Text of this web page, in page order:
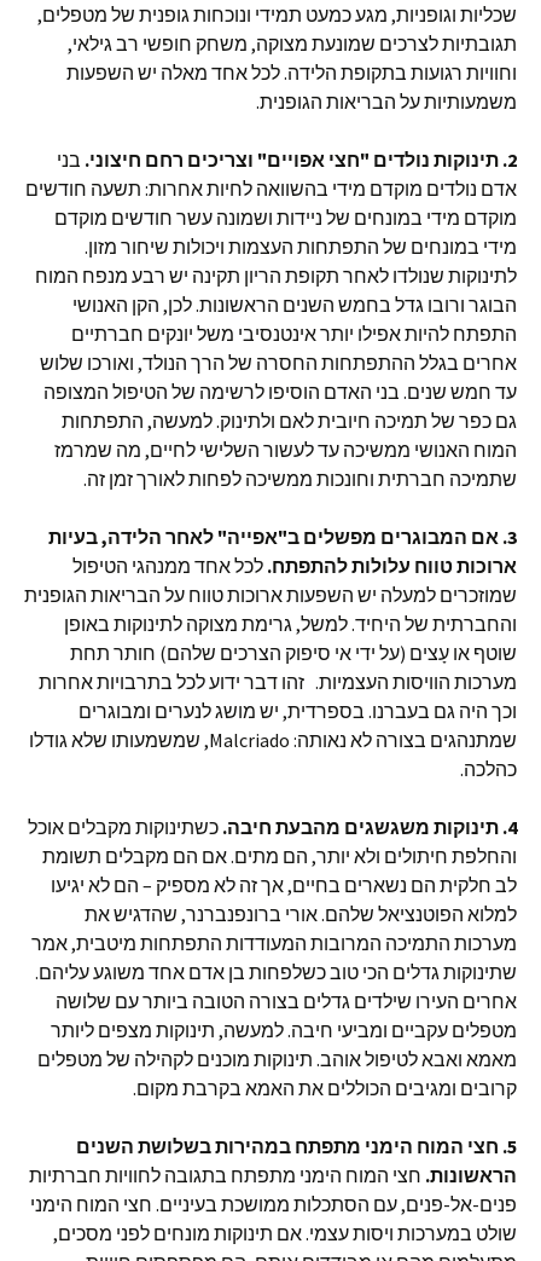
שכליות וגופניות, מגע כמעט תמידי ונוכחות גופנית של מטפלים,
תגובתיות לצרכים שמונעת מצוקה, משחק חופשי רב גילאי,
וחוויות רגועות בתקופת הלידה. לכל אחד מאלה יש השפעות
משמעותיות על הבריאות הגופנית.
2. תינוקות נולדים "חצי אפויים" וצריכים רחם חיצוני.
בני
אדם נולדים מוקדם מידי בהשוואה לחיות אחרות: תשעה חודשים
מוקדם מידי במונחים של ניידות ושמונה עשר חודשים מוקדם
מידי במונחים של התפתחות העצמות ויכולות שיחור מזון.
לתינוקות שנולדו לאחר תקופת הריון תקינה יש רבע מנפח המוח
הבוגר ורובו גדל בחמש השנים הראשונות. לכן, הקן האנושי
התפתח להיות אפילו יותר אינטנסיבי משל יונקים חברתיים
אחרים בגלל ההתפתחות החסרה של הרך הנולד, ואורכו שלוש
עד חמש שנים. בני האדם הוסיפו לרשימה של הטיפול המצופה
גם כפר של תמיכה חיובית לאם ולתינוק. למעשה, התפתחות
המוח האנושי ממשיכה עד לעשור השלישי לחיים, מה שמרמז
שתמיכה חברתית וחונכות ממשיכה לפחות לאורך זמן זה.
3. אם המבוגרים מפשלים ב"אפייה" לאחר הלידה, בעיות
ארוכות טווח עלולות להתפתח. לכל אחד ממנהגי הטיפול
שמוזכרים למעלה יש השפעות ארוכות טווח על הבריאות הגופנית
והחברתית של היחיד. למשל, גרימת מצוקה לתינוקות באופן
שוטף או עָצים (על ידי אי סיפוק הצרכים שלהם) חותר תחת
מערכות הוויסות העצמיות. זהו דבר ידוע לכל בתרבויות אחרות
וכך היה גם בעברנו. בספרדית, יש מושג לנערים ומבוגרים
שמתנהגים בצורה לא נאותה: Malcriado, שמשמעותו שלא גודלו
כהלכה.
4. תינוקות משגשגים מהבעת חיבה.
כשתינוקות מקבלים אוכל
והחלפת חיתולים ולא יותר, הם מתים. אם הם מקבלים תשומת
לב חלקית הם נשארים בחיים, אך זה לא מספיק – הם לא יגיעו
למלוא הפוטנציאל שלהם. אורי ברונפנברנר, שהדגיש את
מערכות התמיכה המרובות המעודדות התפתחות מיטבית, אמר
שתינוקות גדלים הכי טוב כשלפחות בן אדם אחד משוגע עליהם.
אחרים העירו שילדים גדלים בצורה הטובה ביותר עם שלושה
מטפלים עקביים ומביעי חיבה. למעשה, תינוקות מצפים ליותר
מאמא ואבא לטיפול אוהב. תינוקות מוכנים לקהילה של מטפלים
קרובים ומגיבים הכוללים את האמא בקרבת מקום.
5. חצי המוח הימני מתפתח במהירות בשלושת השנים
הראשונות. חצי המוח הימני מתפתח בתגובה לחוויות חברתיות
פנים-אל-פנים, עם הסתכלות ממושכת בעיניים. חצי המוח הימני
שולט במערכות ויסות עצמי. אם תינוקות מונחים לפני מסכים,